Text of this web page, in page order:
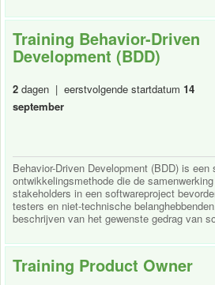
Training Behavior-Driven
Development (BDD)
2 dagen | eerstvolgende startdatum 14
september
Behavior-Driven Development (BDD) is een
ontwikkelingsmethode die de
stakeholders in een softwareproject
testers en niet-technische
beschrijven van het gewenste gedrag van
Training Product Owner